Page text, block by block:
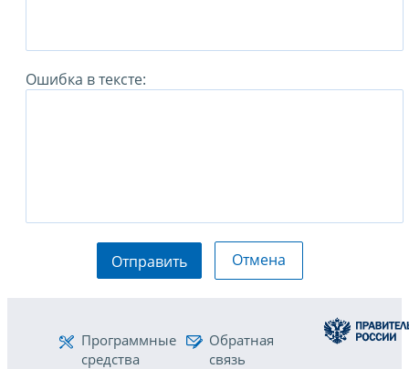
Ошибка в тексте:
Отправить Отмена
Программные
средства
Обратная
связь